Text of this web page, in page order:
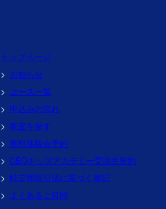
トップページ
お知らせ
コース一覧
申込みの流れ
教室を探す
無料体験会予約
CEOキッズアカデミー受講生規約
特定商取引法に基づく表記
よくあるご質問